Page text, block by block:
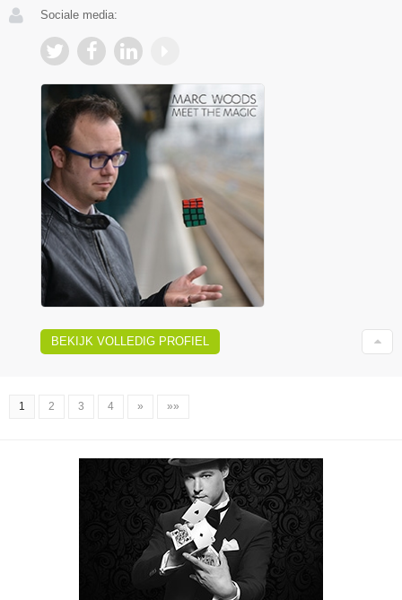
Sociale media:
BEKIJK VOLLEDIG PROFIEL
1 2 3 4 » »»